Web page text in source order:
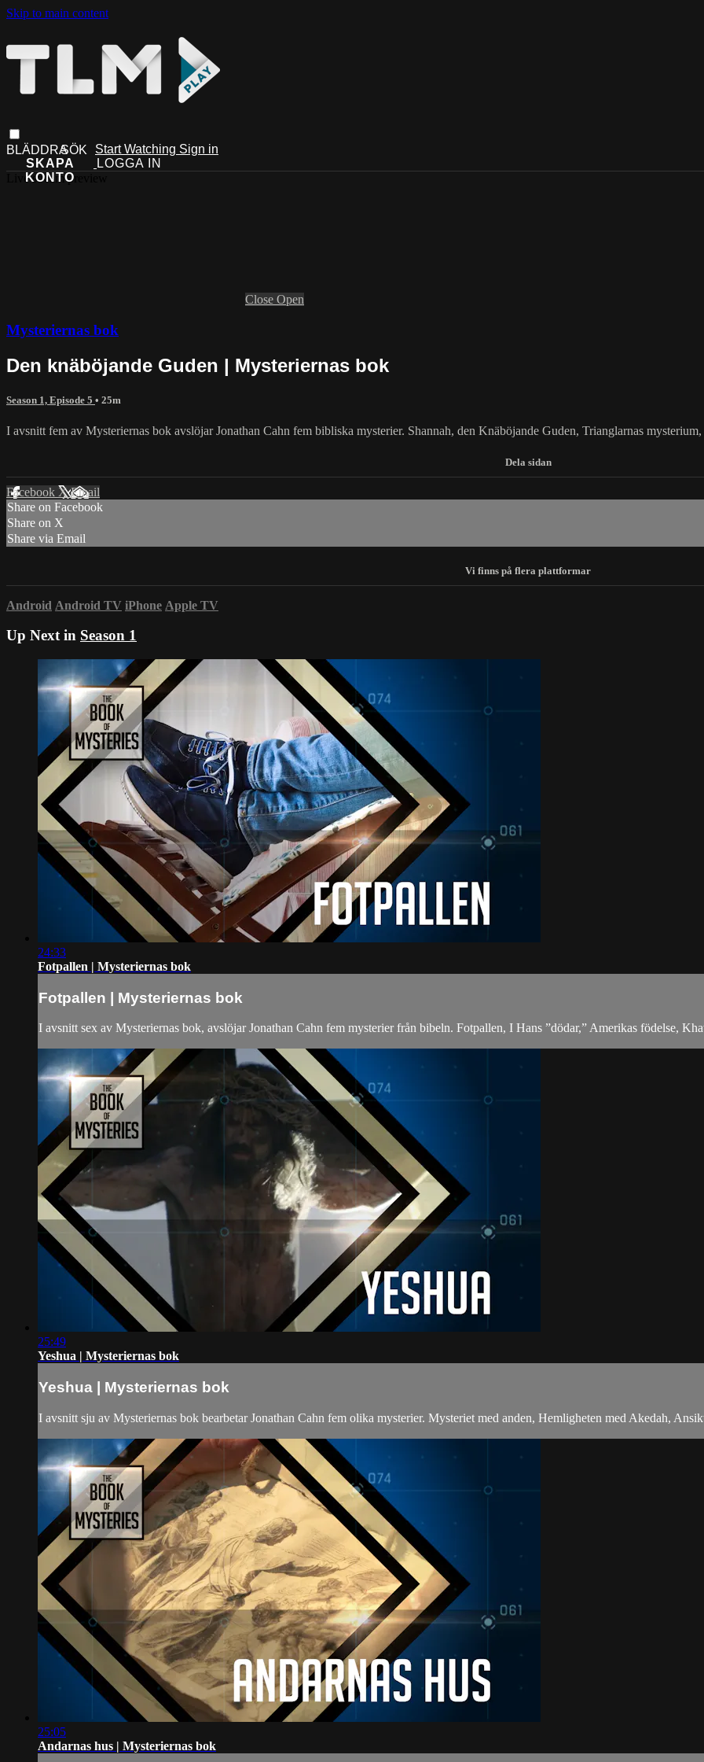
Skip to main content
Start Watching Sign in
Live stream preview
Close Open
Mysteriernas bok
Den knäböjande Guden | Mysteriernas bok
Season 1, Episode 5 • 25m
I avsnitt fem av Mysteriernas bok avslöjar Jonathan Cahn fem bibliska mysterier. Shannah, den Knäböjande Guden, Trianglarnas
Facebook XEmail
Share on Facebook
Share on X
Share via Email
Android Android TV iPhone Apple TV
Up Next in Season 1
24:33
Fotpallen | Mysteriernas bok
Fotpallen | Mysteriernas bok
I avsnitt sex av Mysteriernas bok, avslöjar Jonathan Cahn fem mysterier från bibeln. Fotpallen, I Hans ”dödar,” Amerikas födelse,
25:49
Yeshua | Mysteriernas bok
Yeshua | Mysteriernas bok
I avsnitt sju av Mysteriernas bok bearbetar Jonathan Cahn fem olika mysterier. Mysteriet med anden, Hemligheten med Akedah,
25:05
Andarnas hus | Mysteriernas bok